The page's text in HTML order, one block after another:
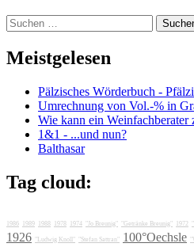
Suchen
nach:
Meistgelesen
Pälzisches Wörderbuch -
Umrechnung von Vol.-% in
Wie kann ein Weinfachberater
1&1 - ...und nun?
Balthasar
Tag cloud:
1986 1989 1988 1978 1974 "Jo Breunig" "Getränke Breunig" 1972
1926 "Ludwig Knoll" "Stefan Sattran" 100°Oechsle